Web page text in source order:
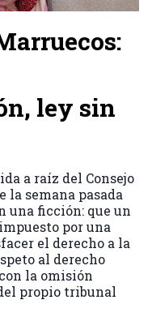
ley sin
a raíz del Consejo
la semana pasada
una ficción: que un
por una
el derecho a la
al derecho
la omisión
propio tribunal